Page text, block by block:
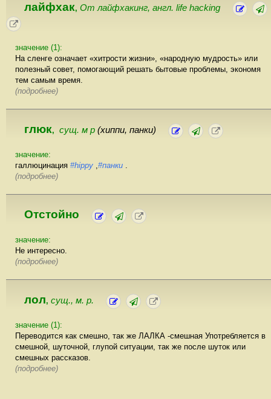
лайфхак, От лайфхакинг, англ. life hacking
значение (1):
На сленге означает «хитрости жизни», «народную мудрость» или
полезный совет, помогающий решать бытовые проблемы, экономя
тем самым время.
(подробнее)
глюк, сущ. м р (хиппи, панки)
значение:
галлюцинация #hippy ,#панки .
(подробнее)
Отстойно
значение:
Не интересно.
(подробнее)
лол, сущ., м. р.
значение (1):
Переводится как смешно, так же ЛАЛКА -смешная Употребляется в
смешной, шуточной, глупой ситуации, так же после шуток или
смешных рассказов.
(подробнее)